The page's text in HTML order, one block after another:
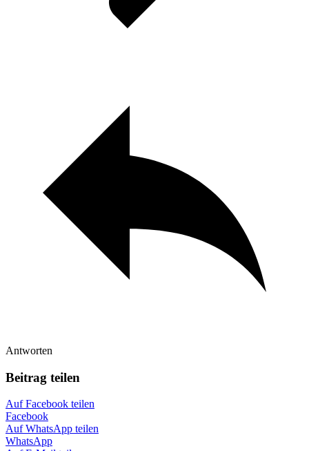
Antworten
Beitrag teilen
Auf Facebook teilen
Facebook
Auf WhatsApp teilen
WhatsApp